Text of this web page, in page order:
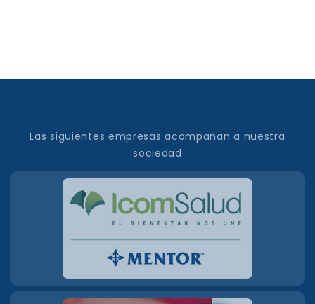
Las siguientes empresas acompañan a nuestra
sociedad